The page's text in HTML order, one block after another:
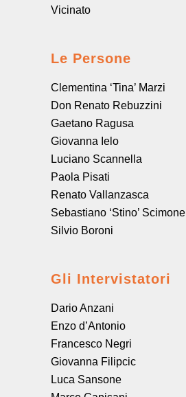
Vicinato
Le Persone
Clementina ‘Tina’ Marzi
Don Renato Rebuzzini
Gaetano Ragusa
Giovanna Ielo
Luciano Scannella
Paola Pisati
Renato Vallanzasca
Sebastiano ‘Stino’ Scimone
Silvio Boroni
Gli Intervistatori
Dario Anzani
Enzo d’Antonio
Francesco Negri
Giovanna Filipcic
Luca Sansone